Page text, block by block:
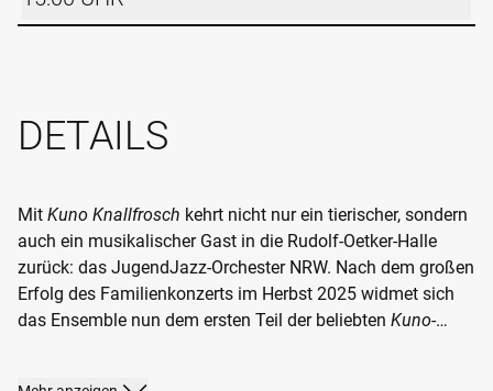
SONNTAG
15:00 UHR
GROSSER SAAL
Im Kalender eintragen
Termin teilen
TICKETS
DETAILS
Mit Kuno Knallfrosch kehrt nicht nur ein tierischer, sondern
auch ein musikalischer Gast in die Rudolf-Oetker-Halle
zurück: das JugendJazz-Orchester NRW. Nach dem großen
Erfolg des Familienkonzerts im Herbst 2025 widmet sich
das Ensemble nun dem ersten Teil der beliebten Kuno-